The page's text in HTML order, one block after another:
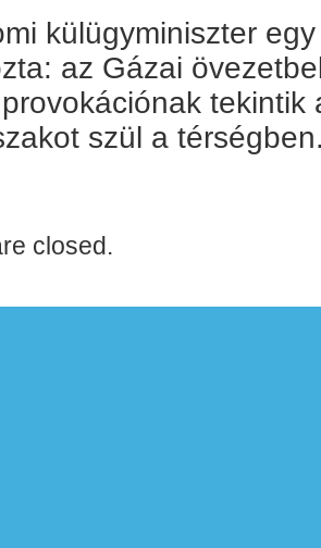
külügyminiszter
az Gázai
szül a
closed.